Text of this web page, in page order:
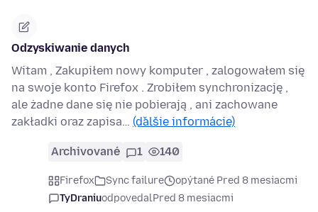
Odzyskiwanie danych
Witam , Zakupiłem nowy komputer , zalogowałem się
na swoje konto Firefox . Zrobiłem synchronizację ,
ale żadne dane się nie pobierają , ani zachowane
zakładki oraz zapisa… (ďalšie informácie)
Archivované 1 140
Firefox Sync failure
opýtané Pred 8 mesiacmi
TyDraniuodpovedalPred 8 mesiacmi